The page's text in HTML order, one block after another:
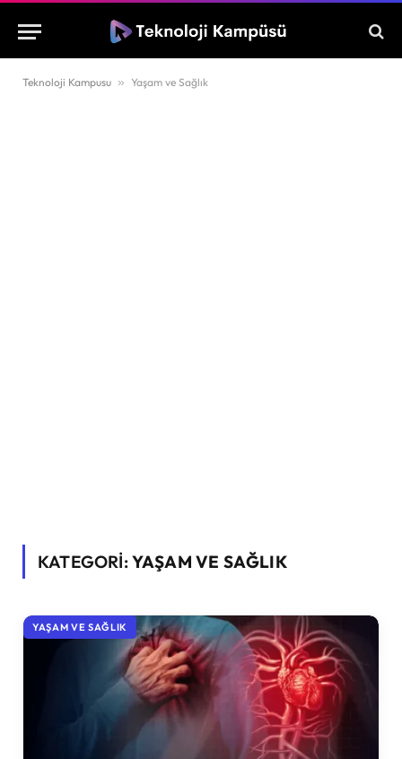
Teknoloji Kampusu » Yaşam ve Sağlık
KATEGORİ:YAŞAM VE SAĞLIK
YAŞAM VE SAĞLIK